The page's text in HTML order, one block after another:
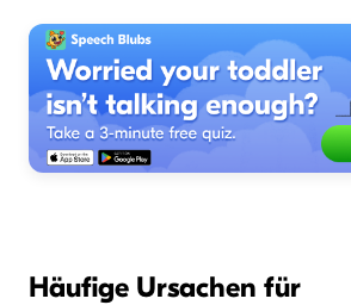
Häufige Ursachen für